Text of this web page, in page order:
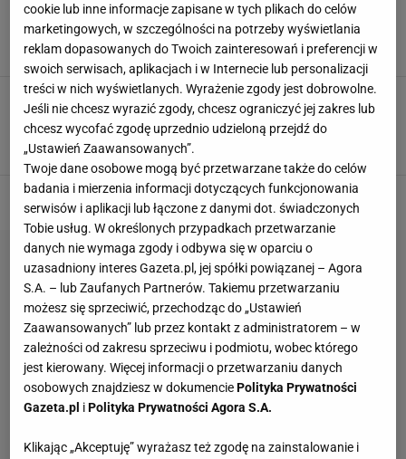
Skłodowska-Curie będzie dumna?
CHEMIA MARIA SKŁODOWSKA-CURIE
NAJNOWSZE QUIZY DZISIAJ DODANE
PIERWIASTKI CHEMICZNE
Pracownia Marii Skłodowskiej-Curie miała
zostać wyburzona. Ministerstwo zabrało głos.
"Poważny błąd"
FRANCJA LABORATORIUM
cookie lub inne informacje zapisane w tych plikach do celów
marketingowych, w szczególności na potrzeby wyświetlania
reklam dopasowanych do Twoich zainteresowań i preferencji w
swoich serwisach, aplikacjach i w Internecie lub personalizacji
treści w nich wyświetlanych. Wyrażenie zgody jest dobrowolne.
Jeśli nie chcesz wyrazić zgody, chcesz ograniczyć jej zakres lub
chcesz wycofać zgodę uprzednio udzieloną przejdź do
„Ustawień Zaawansowanych”.
Twoje dane osobowe mogą być przetwarzane także do celów
badania i mierzenia informacji dotyczących funkcjonowania
serwisów i aplikacji lub łączone z danymi dot. świadczonych
Tobie usług. W określonych przypadkach przetwarzanie
danych nie wymaga zgody i odbywa się w oparciu o
uzasadniony interes Gazeta.pl, jej spółki powiązanej – Agora
S.A. – lub Zaufanych Partnerów. Takiemu przetwarzaniu
możesz się sprzeciwić, przechodząc do „Ustawień
Zaawansowanych” lub przez kontakt z administratorem – w
zależności od zakresu sprzeciwu i podmiotu, wobec którego
jest kierowany. Więcej informacji o przetwarzaniu danych
osobowych znajdziesz w dokumencie Polityka Prywatności
Gazeta.pl i Polityka Prywatności Agora S.A.
Klikając „Akceptuję” wyrażasz też zgodę na zainstalowanie i